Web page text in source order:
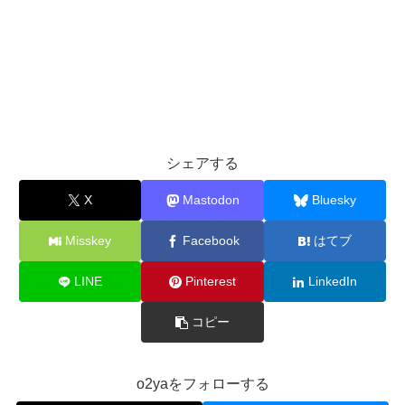
シェアする
X Mastodon Bluesky
Misskey Facebook はてブ
LINE Pinterest LinkedIn
コピー
o2yaをフォローする